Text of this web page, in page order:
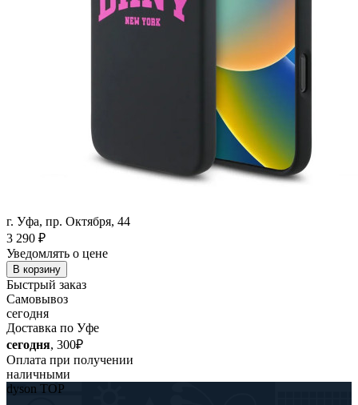
г. Уфа, пр. Октября, 44
3 290 ₽
Уведомлять о цене
В корзину
Быстрый заказ
Самовывоз
сегодня
Доставка по Уфе
сегодня, 300₽
Оплата при получении
наличными
dyson TOP